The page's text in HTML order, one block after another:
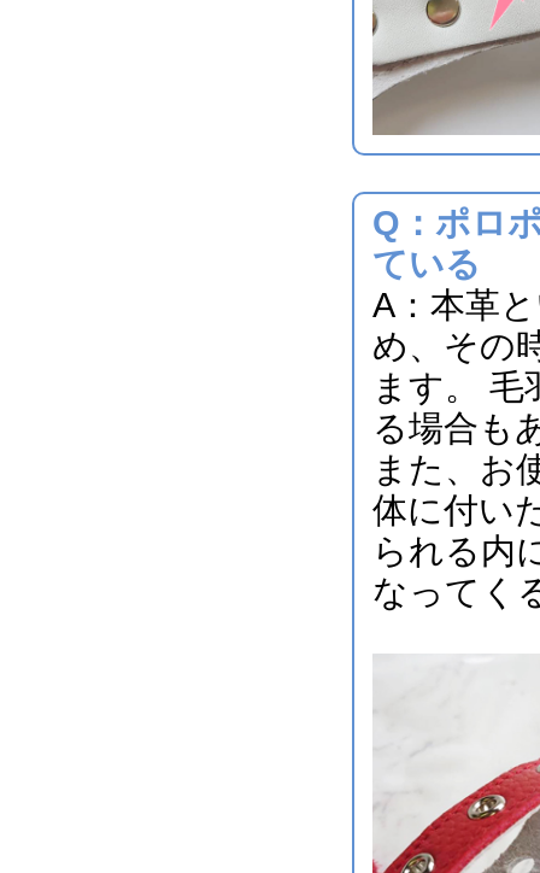
Q：ポロ
ている
A：本革
め、その
ます。
る場合も
また、お
体に付い
られる内
なってく